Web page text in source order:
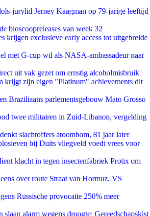
jurylid Jerney Kaagman op 79-jarige leeftijd
bioscoopreleases van week 32
krijgen exclusieve early access tot uitgebreide
met G-cup wil als NASA-ambassadeur naar
uit vak gezet om ernstig alcoholmisbruik
krijgt zijn eigen "Platinum" achievements dit
Braziliaans parlementsgebouw Mato Grosso
twee militairen in Zuid-Libanon, vergelding
slachtoffers atoombom, 81 jaar later
bij Duits vliegveld voedt vrees voor
klacht in tegen insectenfabriek Protix om
over route Straat van Hormuz, VS
Russische provocatie 250% meer
slaan alarm wegens droogte: Gereedschapskist